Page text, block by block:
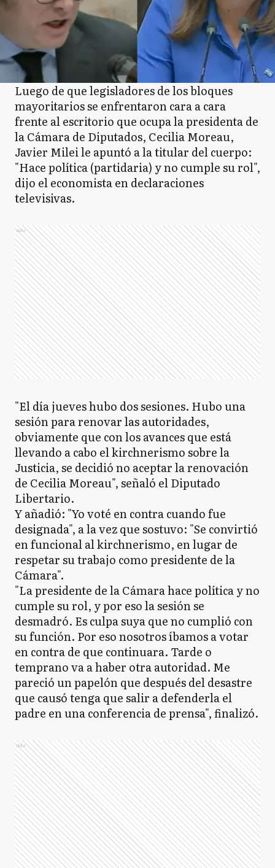
Luego de que legisladores de los bloques
mayoritarios se enfrentaron cara a cara
frente al escritorio que ocupa la presidenta de
la Cámara de Diputados, Cecilia Moreau,
Javier Milei le apuntó a la titular del cuerpo:
"Hace política (partidaria) y no cumple su rol",
dijo el economista en declaraciones
televisivas.
Ads
"El día jueves hubo dos sesiones. Hubo una
sesión para renovar las autoridades,
obviamente que con los avances que está
llevando a cabo el kirchnerismo sobre la
Justicia, se decidió no aceptar la renovación
de Cecilia Moreau", señaló el Diputado
Libertario.
Y añadió: "Yo voté en contra cuando fue
designada", a la vez que sostuvo: "Se convirtió
en funcional al kirchnerismo, en lugar de
respetar su trabajo como presidente de la
Cámara".
"La presidente de la Cámara hace política y no
cumple su rol, y por eso la sesión se
desmadró. Es culpa suya que no cumplió con
su función. Por eso nosotros íbamos a votar
en contra de que continuara. Tarde o
temprano va a haber otra autoridad. Me
pareció un papelón que después del desastre
que causó tenga que salir a defenderla el
padre en una conferencia de prensa", finalizó.
Ads